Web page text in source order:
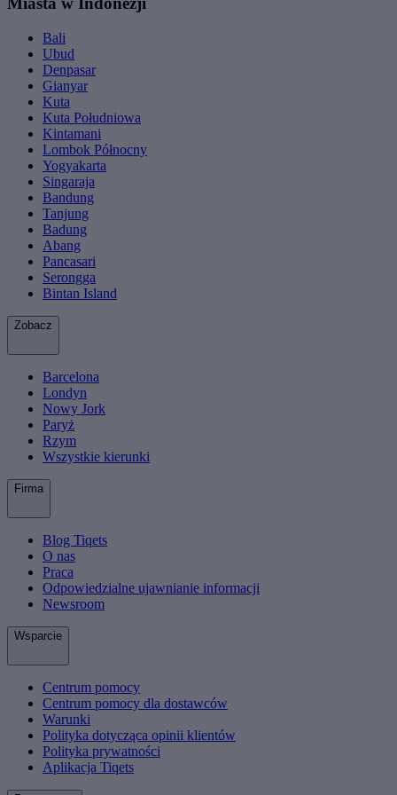
Bali
Ubud
Denpasar
Gianyar
Kuta
Kuta Południowa
Kintamani
Lombok Północny
Yogyakarta
Singaraja
Bandung
Tanjung
Badung
Abang
Pancasari
Serongga
Bintan Island
Zobacz
Barcelona
Londyn
Nowy Jork
Paryż
Rzym
Wszystkie kierunki
Firma
Blog Tiqets
O nas
Praca
Odpowiedzialne ujawnianie informacji
Newsroom
Wsparcie
Centrum pomocy
Centrum pomocy dla dostawców
Warunki
Polityka dotycząca opinii klientów
Polityka prywatności
Aplikacja Tiqets